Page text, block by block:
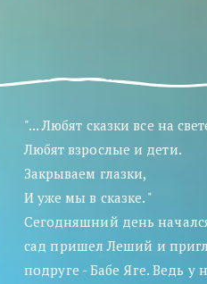
"... Любят сказки все на
Любят взрослые и дети.
Закрываем глазки,
И уже мы в сказке. "
Сегодняшний день
сад пришел Леший и
подруге - Бабе Яге. Ведь у